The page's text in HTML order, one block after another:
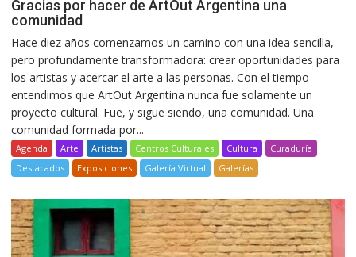
Gracias por hacer de ArtOut Argentina una
comunidad
Hace diez años comenzamos un camino con una idea sencilla,
pero profundamente transformadora: crear oportunidades para
los artistas y acercar el arte a las personas. Con el tiempo
entendimos que ArtOut Argentina nunca fue solamente un
proyecto cultural. Fue, y sigue siendo, una comunidad. Una
comunidad formada por...
Agenda Arte Artistas Centros Culturales Cultura
Curaduría
Destacados
Exposiciones Galería Virtual Galerías